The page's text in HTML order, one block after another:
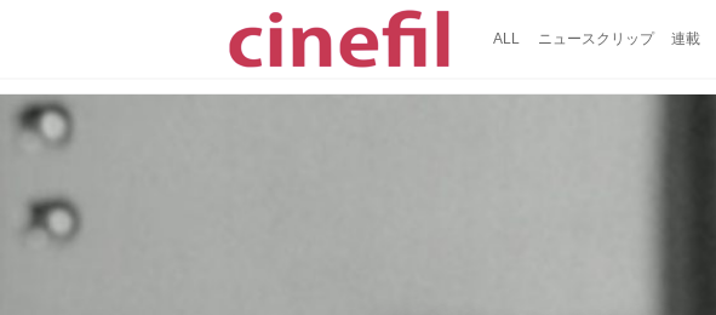
ALL ニュースクリップ 連載